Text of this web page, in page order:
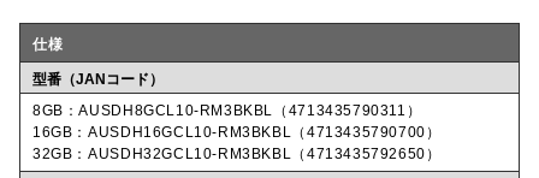
仕様
型番（JANコード）
8GB：AUSDH8GCL10-RM3BKBL（4713435790311）
16GB：AUSDH16GCL10-RM3BKBL（4713435790700）
32GB：AUSDH32GCL10-RM3BKBL（4713435792650）